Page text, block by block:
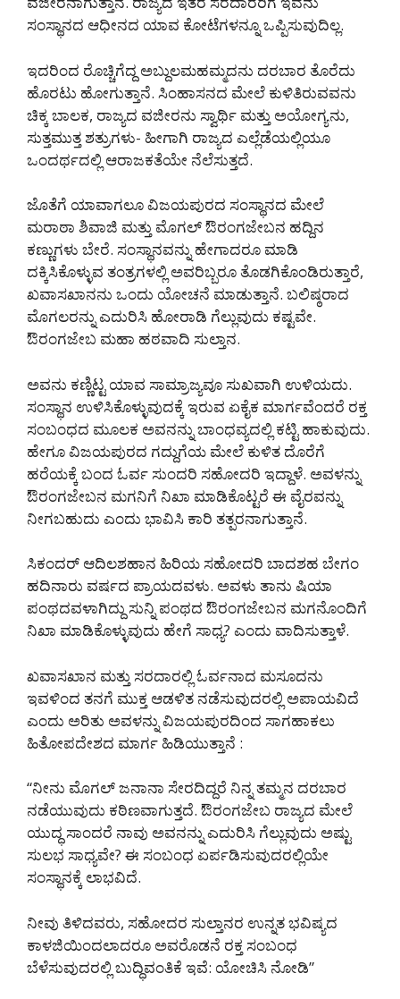
ಸಂಸ್ಥಾನದ ಆಧೀನದ ಯಾವ ಕೋಟೆಗಳನ್ನೂ ಒಪ್ಪಿಸುವುದಿಲ್ಲ.
ಇದರಿಂದ ರೊಚ್ಚಿಗೆದ್ದ ಅಬ್ದುಲಮಹಮ್ಮದನು ದರಬಾರ ತೊರೆದು
ಹೊರಟು ಹೋಗುತ್ತಾನೆ. ಸಿಂಹಾಸನದ ಮೇಲೆ ಕುಳಿತಿರುವವನು
ಚಿಕ್ಕ ಬಾಲಕ, ರಾಜ್ಯದ ವಜೀರನು ಸ್ವಾರ್ಥಿ ಮತ್ತು ಅಯೋಗ್ಯನು,
ಸುತ್ತಮುತ್ತ ಶತ್ರುಗಳು- ಹೀಗಾಗಿ ರಾಜ್ಯದ ಎಲ್ಲೆಡೆಯಲ್ಲಿಯೂ
ಒಂದರ್ಥದಲ್ಲಿ ಆರಾಜಕತೆಯೇ ನೆಲೆಸುತ್ತದೆ.
ಜೊತೆಗೆ ಯಾವಾಗಲೂ ವಿಜಯಪುರದ ಸಂಸ್ಥಾನದ ಮೇಲೆ
ಮರಾಠಾ ಶಿವಾಜಿ ಮತ್ತು ಮೊಗಲ್ ಔರಂಗಜೇಬನ ಹದ್ದಿನ
ಕಣ್ಣುಗಳು ಬೇರೆ. ಸಂಸ್ಥಾನವನ್ನು ಹೇಗಾದರೂ ಮಾಡಿ
ದಕ್ಕಿಸಿಕೊಳ್ಳುವ ತಂತ್ರಗಳಲ್ಲಿ ಅವರಿಬ್ಬರೂ ತೊಡಗಿಕೊಂಡಿರುತ್ತಾರೆ,
ಖವಾಸಖಾನನು ಒಂದು ಯೋಚನೆ ಮಾಡುತ್ತಾನೆ. ಬಲಿಷ್ಠರಾದ
ಮೊಗಲರನ್ನು ಎದುರಿಸಿ ಹೋರಾಡಿ ಗೆಲ್ಲುವುದು ಕಷ್ಟವೇ.
ಔರಂಗಜೇಬ ಮಹಾ ಹಠವಾದಿ ಸುಲ್ತಾನ.
ಅವನು ಕಣ್ಣಿಟ್ಟ ಯಾವ ಸಾಮ್ರಾಜ್ಯವೂ ಸುಖವಾಗಿ ಉಳಿಯದು.
ಸಂಸ್ಥಾನ ಉಳಿಸಿಕೊಳ್ಳುವುದಕ್ಕೆ ಇರುವ ಏಕೈಕ ಮಾರ್ಗವೆಂದರೆ ರಕ್ತ
ಸಂಬಂಧದ ಮೂಲಕ ಅವನನ್ನು ಬಾಂಧವ್ಯದಲ್ಲಿ ಕಟ್ಟಿ ಹಾಕುವುದು.
ಹೇಗೂ ವಿಜಯಪುರದ ಗದ್ದುಗೆಯ ಮೇಲೆ ಕುಳಿತ ದೊರೆಗೆ
ಹರೆಯಕ್ಕೆ ಬಂದ ಓರ್ವ ಸುಂದರಿ ಸಹೋದರಿ ಇದ್ದಾಳೆ. ಅವಳನ್ನು
ಔರಂಗಜೇಬನ ಮಗನಿಗೆ ನಿಖಾ ಮಾಡಿಕೊಟ್ಟರೆ ಈ ವೈರವನ್ನು
ನೀಗಬಹುದು ಎಂದು ಭಾವಿಸಿ ಕಾರಿ ತತ್ಪರನಾಗುತ್ತಾನೆ.
ಸಿಕಂದರ್ ಆದಿಲಶಹಾನ ಹಿರಿಯ ಸಹೋದರಿ ಬಾದಶಹ ಬೇಗಂ
ಹದಿನಾರು ವರ್ಷದ ಪ್ರಾಯದವಳು. ಅವಳು ತಾನು ಷಿಯಾ
ಪಂಥದವಳಾಗಿದ್ದು ಸುನ್ನಿ ಪಂಥದ ಔರಂಗಜೇಬನ ಮಗನೊಂದಿಗೆ
ನಿಖಾ ಮಾಡಿಕೊಳ್ಳುವುದು ಹೇಗೆ ಸಾಧ್ಯ? ಎಂದು ವಾದಿಸುತ್ತಾಳೆ.
ಖವಾಸಖಾನ ಮತ್ತು ಸರದಾರಲ್ಲಿ ಓರ್ವನಾದ ಮಸೂದನು
ಇವಳಿಂದ ತನಗೆ ಮುಕ್ತ ಆಡಳಿತ ನಡೆಸುವುದರಲ್ಲಿ ಅಪಾಯವಿದೆ
ಎಂದು ಅರಿತು ಅವಳನ್ನು ವಿಜಯಪುರದಿಂದ ಸಾಗಹಾಕಲು
ಹಿತೋಪದೇಶದ ಮಾರ್ಗ ಹಿಡಿಯುತ್ತಾನೆ :
“ನೀನು ಮೊಗಲ್‌ ಜನಾನಾ ಸೇರದಿದ್ದರೆ ನಿನ್ನ ತಮ್ಮನ ದರಬಾರ
ನಡೆಯುವುದು ಕಠಿಣವಾಗುತ್ತದೆ. ಔರಂಗಜೇಬ ರಾಜ್ಯದ ಮೇಲೆ
ಯುದ್ಧ ಸಾಂದರೆ ನಾವು ಅವನನ್ನು ಎದುರಿಸಿ ಗೆಲ್ಲುವುದು ಅಷ್ಟು
ಸುಲಭ ಸಾಧ್ಯವೇ? ಈ ಸಂಬಂಧ ಏರ್ಪಡಿಸುವುದರಲ್ಲಿಯೇ
ಸಂಸ್ಥಾನಕ್ಕೆ ಲಾಭವಿದೆ.
ನೀವು ತಿಳಿದವರು, ಸಹೋದರ ಸುಲ್ತಾನರ ಉನ್ನತ ಭವಿಷ್ಯದ
ಕಾಳಜಿಯಿಂದಲಾದರೂ ಅವರೊಡನೆ ರಕ್ತ ಸಂಬಂಧ
ಬೆಳೆಸುವುದರಲ್ಲಿ ಬುದ್ಧಿವಂತಿಕೆ ಇವೆ: ಯೋಚಿಸಿ ನೋಡಿ”